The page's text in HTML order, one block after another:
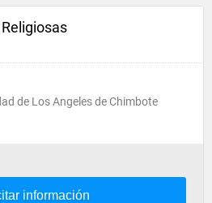
de Los Angeles de Chimbote
información